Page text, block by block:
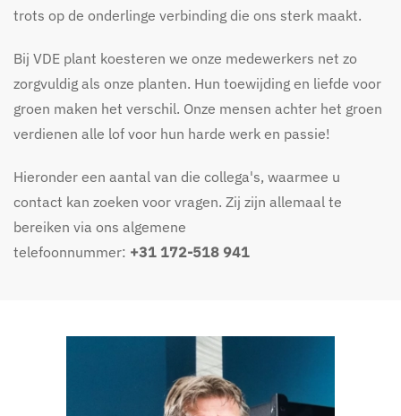
trots op de onderlinge verbinding die ons sterk maakt.
Bij VDE plant koesteren we onze medewerkers net zo
zorgvuldig als onze planten. Hun toewijding en liefde voor
groen maken het verschil. Onze mensen achter het groen
verdienen alle lof voor hun harde werk en passie!
Hieronder een aantal van die collega's, waarmee u
contact kan zoeken voor vragen. Zij zijn allemaal te
bereiken via ons algemene
telefoonnummer: +31 172-518 941